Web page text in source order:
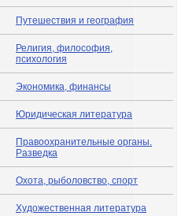
Путешествия и география
Религия, философия,
психология
Экономика, финансы
Юридическая литература
Правоохранительные органы.
Разведка
Охота, рыболовство, спорт
Художественная литература